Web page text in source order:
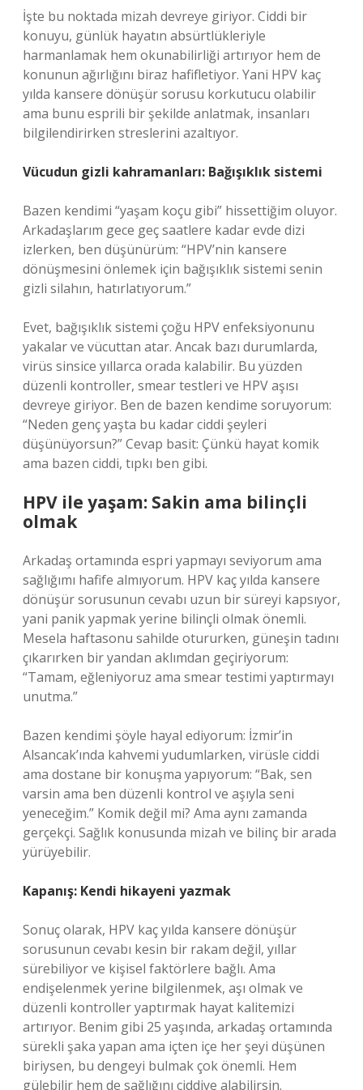
İşte bu noktada mizah devreye giriyor. Ciddi bir
konuyu, günlük hayatın absürtlükleriyle
harmanlamak hem okunabilirliği artırıyor hem de
konunun ağırlığını biraz hafifletiyor. Yani HPV kaç
yılda kansere dönüşür sorusu korkutucu olabilir
ama bunu esprili bir şekilde anlatmak, insanları
bilgilendirirken streslerini azaltıyor.
Vücudun gizli kahramanları: Bağışıklık sistemi
Bazen kendimi “yaşam koçu gibi” hissettiğim oluyor.
Arkadaşlarım gece geç saatlere kadar evde dizi
izlerken, ben düşünürüm: “HPV’nin kansere
dönüşmesini önlemek için bağışıklık sistemi senin
gizli silahın, hatırlatıyorum.”
Evet, bağışıklık sistemi çoğu HPV enfeksiyonunu
yakalar ve vücuttan atar. Ancak bazı durumlarda,
virüs sinsice yıllarca orada kalabilir. Bu yüzden
düzenli kontroller, smear testleri ve HPV aşısı
devreye giriyor. Ben de bazen kendime soruyorum:
“Neden genç yaşta bu kadar ciddi şeyleri
düşünüyorsun?” Cevap basit: Çünkü hayat komik
ama bazen ciddi, tıpkı ben gibi.
HPV ile yaşam: Sakin ama bilinçli
olmak
Arkadaş ortamında espri yapmayı seviyorum ama
sağlığımı hafife almıyorum. HPV kaç yılda kansere
dönüşür sorusunun cevabı uzun bir süreyi kapsıyor,
yani panik yapmak yerine bilinçli olmak önemli.
Mesela haftasonu sahilde otururken, güneşin tadını
çıkarırken bir yandan aklımdan geçiriyorum:
“Tamam, eğleniyoruz ama smear testimi yaptırmayı
unutma.”
Bazen kendimi şöyle hayal ediyorum: İzmir’in
Alsancak’ında kahvemi yudumlarken, virüsle ciddi
ama dostane bir konuşma yapıyorum: “Bak, sen
varsin ama ben düzenli kontrol ve aşıyla seni
yeneceğim.” Komik değil mi? Ama aynı zamanda
gerçekçi. Sağlık konusunda mizah ve bilinç bir arada
yürüyebilir.
Kapanış: Kendi hikayeni yazmak
Sonuç olarak, HPV kaç yılda kansere dönüşür
sorusunun cevabı kesin bir rakam değil, yıllar
sürebiliyor ve kişisel faktörlere bağlı. Ama
endişelenmek yerine bilgilenmek, aşı olmak ve
düzenli kontroller yaptırmak hayat kalitemizi
artırıyor. Benim gibi 25 yaşında, arkadaş ortamında
sürekli şaka yapan ama içten içe her şeyi düşünen
biriysen, bu dengeyi bulmak çok önemli. Hem
gülebilir hem de sağlığını ciddiye alabilirsin.